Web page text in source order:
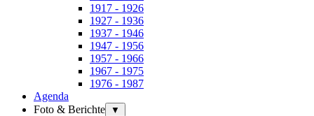
1917 - 1926
1927 - 1936
1937 - 1946
1947 - 1956
1957 - 1966
1967 - 1975
1976 - 1987
Agenda
Foto & Berichte
▼